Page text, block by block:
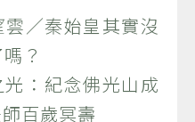
／秦始皇其實沒
？
：紀念佛光山成
百歲冥壽